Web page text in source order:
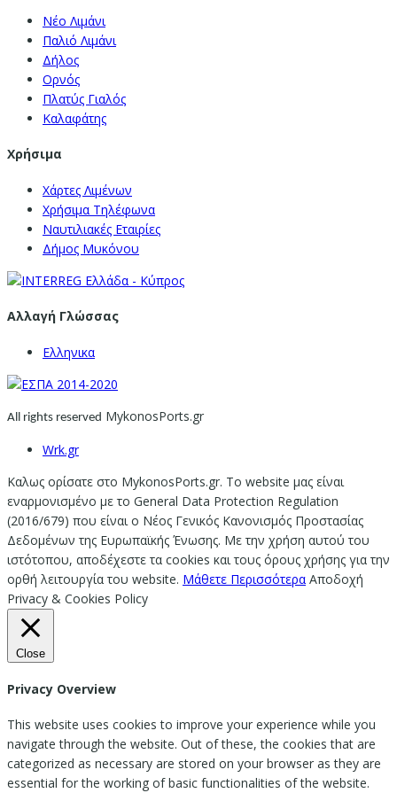
Νέο Λιμάνι
Παλιό Λιμάνι
Δήλος
Ορνός
Πλατύς Γιαλός
Καλαφάτης
Χρήσιμα
Χάρτες Λιμένων
Χρήσιμα Τηλέφωνα
Ναυτιλιακές Εταιρίες
Δήμος Μυκόνου
Αλλαγή Γλώσσας
Ελληνικα
All rights reserved MykonosPorts.gr
Wrk.gr
Καλως ορίσατε στο MykonosPorts.gr. Το website μας είναι
εναρμονισμένο με το General Data Protection Regulation
(2016/679) που είναι ο Νέος Γενικός Κανονισμός Προστασίας
Δεδομένων της Ευρωπαϊκής Ένωσης. Με την χρήση αυτού του
ιστότοπου, αποδέχεστε τα cookies και τους όρους χρήσης για την
ορθή λειτουργία του website. Μάθετε Περισσότερα Αποδοχή
Privacy & Cookies Policy
Close
Privacy Overview
This website uses cookies to improve your experience while you
navigate through the website. Out of these, the cookies that are
categorized as necessary are stored on your browser as they are
essential for the working of basic functionalities of the website.